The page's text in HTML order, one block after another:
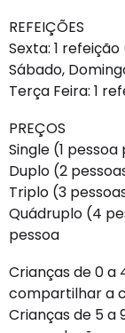
REFEIÇÕES
Sexta: 1
Sábado,
Terça Feira: 1
PREÇOS
Single (1
Duplo (2
Triplo (3
Quádruplo (4
pessoa
Crianças de 0 a
compartilhar a
Crianças de 5 a